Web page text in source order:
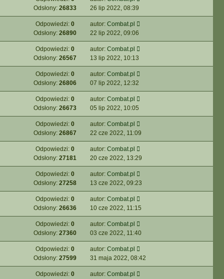
Odsłony: 26833
26 lip 2022, 08:39
Odpowiedzi: 0
Odsłony: 26890
autor: Combat.pl
22 lip 2022, 09:06
Odpowiedzi: 0
Odsłony: 26567
autor: Combat.pl
13 lip 2022, 10:13
Odpowiedzi: 0
Odsłony: 26806
autor: Combat.pl
07 lip 2022, 12:32
Odpowiedzi: 0
Odsłony: 26673
autor: Combat.pl
05 lip 2022, 10:05
Odpowiedzi: 0
Odsłony: 26867
autor: Combat.pl
22 cze 2022, 11:09
Odpowiedzi: 0
Odsłony: 27181
autor: Combat.pl
20 cze 2022, 13:29
Odpowiedzi: 0
Odsłony: 27258
autor: Combat.pl
13 cze 2022, 09:23
Odpowiedzi: 0
Odsłony: 26636
autor: Combat.pl
10 cze 2022, 11:15
Odpowiedzi: 0
Odsłony: 27360
autor: Combat.pl
03 cze 2022, 11:40
Odpowiedzi: 0
Odsłony: 27599
autor: Combat.pl
31 maja 2022, 08:42
Odpowiedzi: 0
autor: Combat.pl